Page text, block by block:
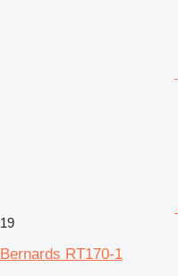
19
Bernards RT170-1